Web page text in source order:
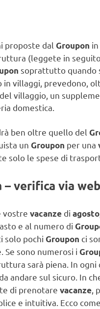
proposte dal Groupon
(leggete in
soprattutto quando
villaggi, prevedono,
villaggio, un
domestica.
ben oltre quello del
un Groupon per una
solo le spese di
verifica via web
vostre vacanze di agosto
e al numero di
solo pochi Groupon ci
sono numerosi i
sarà piena. In ogni
andare sul sicuro. In
di prenotare vacanze,
e intuitiva. Ecco